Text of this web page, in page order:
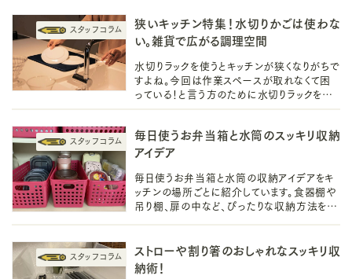
狭いキッチン特集！水切りかごは使わな
い。雑貨で広がる調理空間
水切りラックを使うとキッチンが狭くなりがちで
すよね。今回は作業スペースが取れなくて困
っている！と言う方のために水切りラックを使
毎日使うお弁当箱と水筒のスッキリ収納
アイデア
毎日使うお弁当箱と水筒の収納アイデアをキ
ッチンの場所ごとに紹介しています。食器棚や
吊り棚、扉の中など、ぴったりな収納方法を見
ストローや割り箸のおしゃれなスッキリ収
納術！